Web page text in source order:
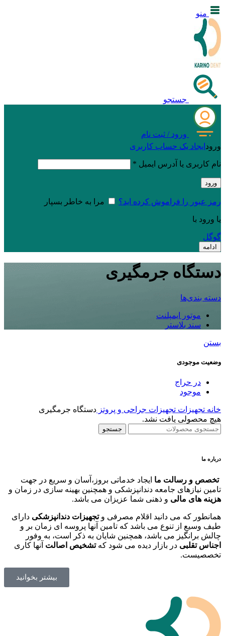
منو
جستجو
ورود / ثبت نام
ورود ایجاد یک حساب کاربری
نام کاربری یا آدرس ایمیل *
ورود
رمز عبور را فراموش کرده اید؟ مرا به خاطر بسپار
یا ورود با
گوگل
ادامه
دستگاه جرمگیری
دسته بندی‌ها
موتور ایمپلنت
سند بلاستر
بستن
وضعیت موجودی
در حراج
موجود
خانه تجهیزات تجهیزات جراحی و پروتز دستگاه جرمگیری
هیچ محصولی یافت نشد.
جستجو
درباره ما
تخصص و رسالت ما ایجاد خدماتی بروز،آسان و سریع در جهت
تامین نیازهای جامعه دندانپزشکی و همچنین بهینه سازی در زمان و
هزینه های مالی و ذهنی شما عزیزان می باشد.
همانطور که می دانید اقلام مصرفی وتجهیزات دندانپزشکی دارای
طیف وسیع از تنوع می باشد که تامین آنها پروسه ای زمان بر و
چالش برانگیز می باشد، همچنین شایان به ذکر است، به وفور
اجناس تقلبی در بازار دیده می شود کهتشخیص اصالت آنها کاری
تخصصیست.
بیشتر بخوانید